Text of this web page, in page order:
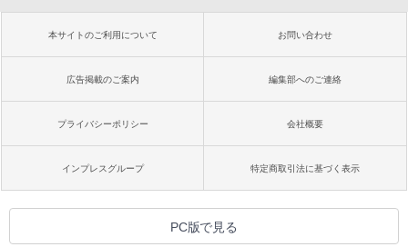
本サイトのご利用について お問い合わせ
広告掲載のご案内 編集部へのご連絡
プライバシーポリシー 会社概要
インプレスグループ 特定商取引法に基づく表示
PC版で見る